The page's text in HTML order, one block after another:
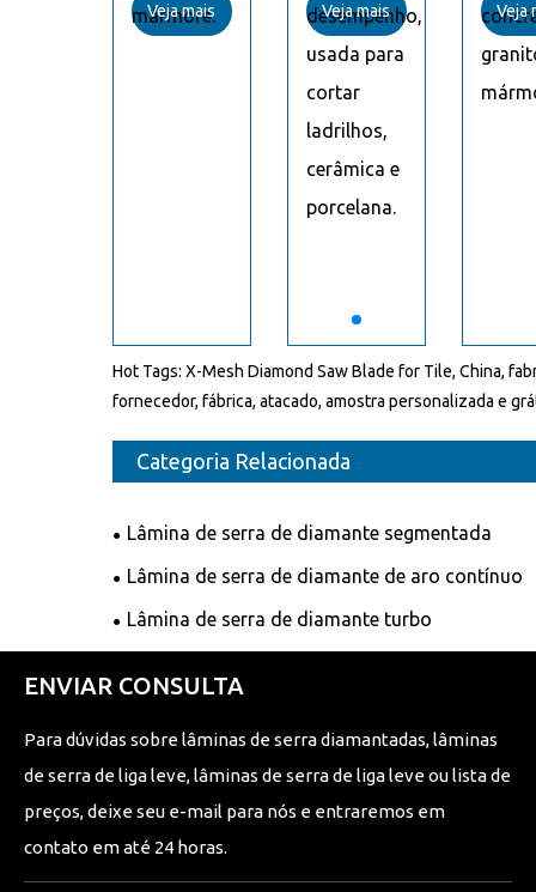
mármore.
Veja mais
desempenho,
usada para
cortar
ladrilhos,
cerâmica e
porcelana.
Veja mais Veja
Hot Tags: X-Mesh Diamond Saw Blade for Tile, China,
fornecedor, fábrica, atacado, amostra personalizada e
Categoria Relacionada
Lâmina de serra de diamante segmentada
Lâmina de serra de diamante de aro contínuo
Lâmina de serra de diamante turbo
ENVIAR CONSULTA
Para dúvidas sobre lâminas de serra diamantadas, lâminas
de serra de liga leve, lâminas de serra de liga leve ou lista de
preços, deixe seu e-mail para nós e entraremos em
contato em até 24 horas.